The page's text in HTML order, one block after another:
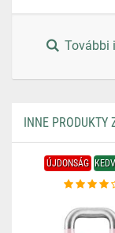
További
INNE PRODUKTY
ÚJDONSÁG